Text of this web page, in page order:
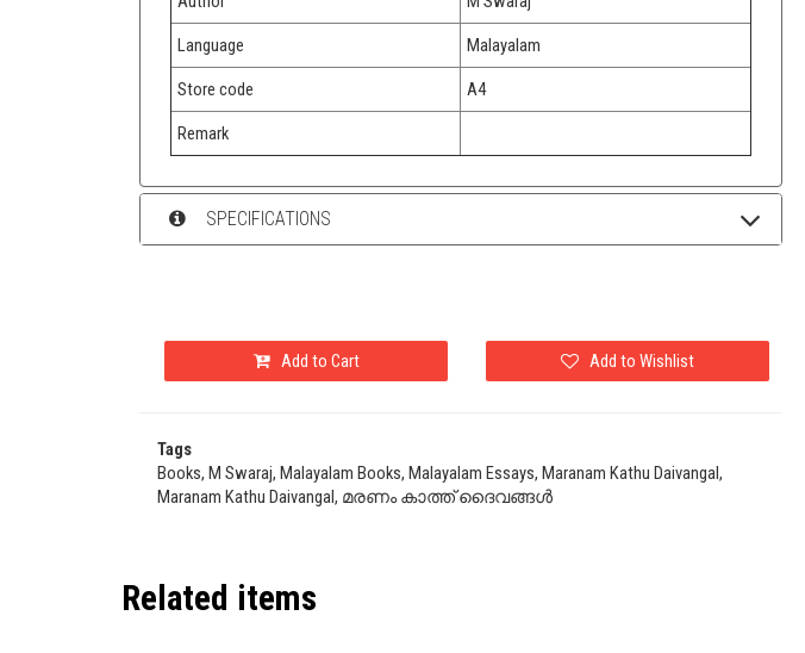
Language Malayalam
Store code A4
Remark
SPECIFICATIONS
Add to Cart Add to Wishlist
Tags
Books, M Swaraj, Malayalam Books, Malayalam Essays, Maranam Kathu Daivangal,
Maranam Kathu Daivangal, മരണം കാത്ത് ദൈവങ്ങൾ
Related items